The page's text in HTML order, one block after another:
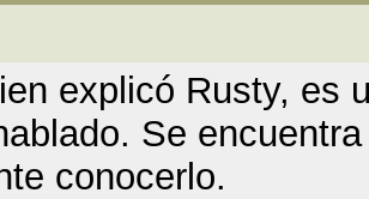
explicó Rusty, es
Se
conocerlo.